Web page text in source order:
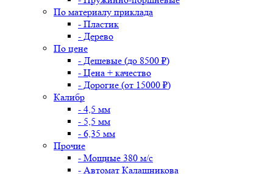
По материалу приклада
- Пластик
- Дерево
По цене
- Дешевые (до 8500 ₽)
- Цена + качество
- Дорогие (от 15000 ₽)
Калибр
- 4,5 мм
- 5,5 мм
- 6,35 мм
Прочие
- Мощные 380 м/с
- Автомат Калашникова